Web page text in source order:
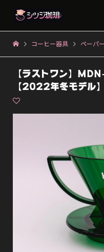
コーヒー器具 ペーパ
【ラストワン】
【2022年冬モデル】